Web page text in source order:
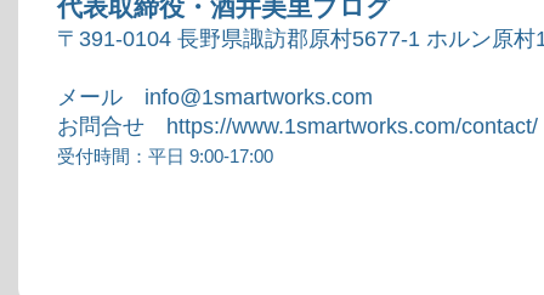
代表取締役・酒井美里ブログ
〒391-0104 長野県諏訪郡原村5677-1 ホルン原村
メール info@1smartworks.com
お問合せ https://www.1smartworks.com/contact/
受付時間：平日 9:00-17:00